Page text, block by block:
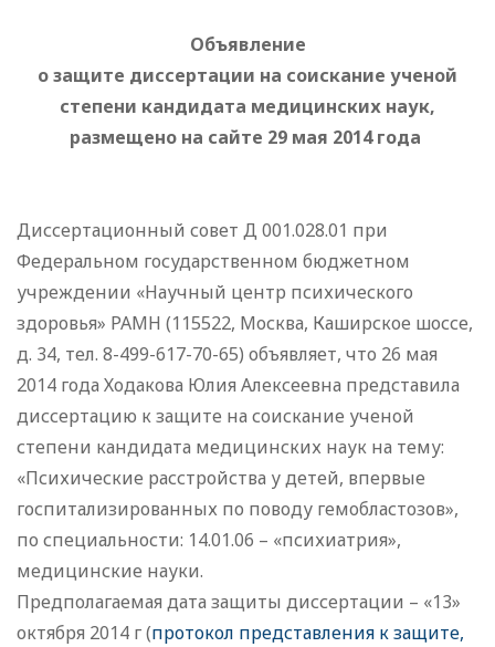
Объявление
о защите диссертации на соискание ученой
степени кандидата медицинских наук,
размещено на сайте 29 мая 2014 года
Диссертационный совет Д 001.028.01 при
Федеральном государственном бюджетном
учреждении «Научный центр психического
здоровья» РАМН (115522, Москва, Каширское шоссе,
д. 34, тел. 8-499-617-70-65) объявляет, что 26 мая
2014 года Ходакова Юлия Алексеевна представила
диссертацию к защите на соискание ученой
степени кандидата медицинских наук на тему:
«Психические расстройства у детей, впервые
госпитализированных по поводу гемобластозов»,
по специальности: 14.01.06 – «психиатрия»,
медицинские науки.
Предполагаемая дата защиты диссертации – «13»
октября 2014 г (протокол представления к защите,